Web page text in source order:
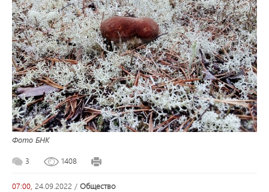
Фото БНК
3 1408
07:00, 24.09.2022 / общество